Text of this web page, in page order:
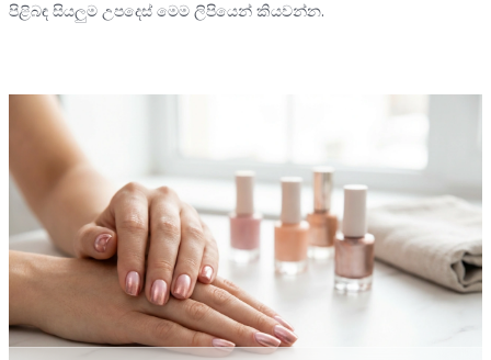
පිළිබඳ සියලුම උපදෙස් මෙම ලිපියෙන් කියවන්න.